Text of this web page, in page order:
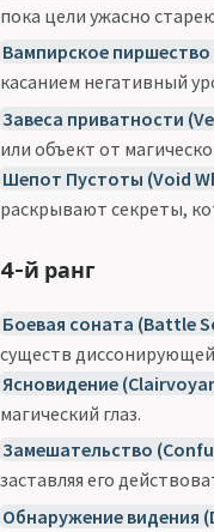
пока цели ужасно
Вампирское
касанием негативный
Завеса приватности
или объект от
Шепот Пустоты (Void
раскрывают секреты,
4-й ранг
Боевая соната (Battle
существ
Ясновидение
магический глаз.
Замешательство
заставляя его
Обнаружение видения